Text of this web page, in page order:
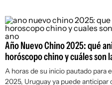
Año Nuevo Chino 2025: qué
horóscopo chino y cuáles son
A horas de su inicio pautado para
2025, Uruguay ya puede